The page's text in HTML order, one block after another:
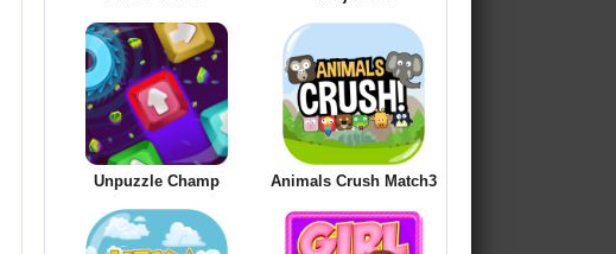
Unpuzzle Champ Animals Crush Match3